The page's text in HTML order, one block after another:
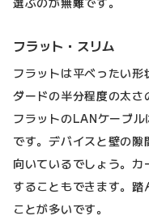
フラット・スリム
フラットは平べったい
ダードの半分程度の太さ
フラットのLANケーブ
です。デバイスと壁の
向いているでしょう。カ
することもできます。
ことが多いです。